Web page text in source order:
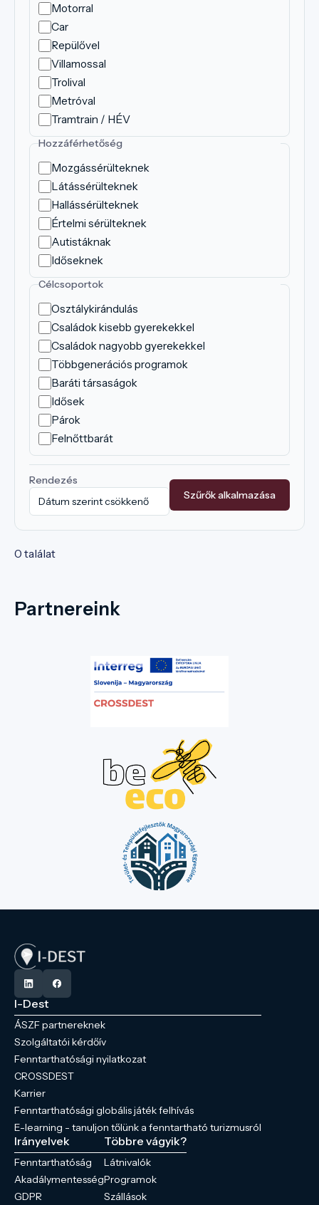
Motorral
Car
Repülővel
Villamossal
Trolival
Metróval
Tramtrain / HÉV
Hozzáférhetőség
Mozgássérülteknek
Látássérülteknek
Hallássérülteknek
Értelmi sérülteknek
Autistáknak
Időseknek
Célcsoportok
Osztálykirándulás
Családok kisebb gyerekekkel
Családok nagyobb gyerekekkel
Többgenerációs programok
Baráti társaságok
Idősek
Párok
Felnőttbarát
Rendezés
Szűrők alkalmazása
0 találat
Partnereink
I-Dest
ÁSZF partnereknek
Szolgáltatói kérdőív
Fenntarthatósági nyilatkozat
CROSSDEST
Karrier
Fenntarthatósági globális játék felhívás
E-learning - tanuljon tőlünk a fenntartható turizmusról
Irányelvek
Fenntarthatóság
Akadálymentesség
GDPR
Többre vágyik?
Látnivalók
Programok
Szállások